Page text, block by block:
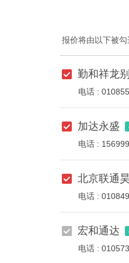
报价将由以下被
勤和祥龙
电话 :
加达永盛
电话 :
北京联通
电话 :
宏和通达
电话 :